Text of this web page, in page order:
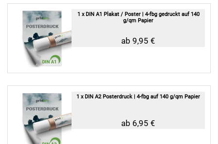
1 x DIN A1 Plakat / Poster | 4-fbg gedruckt auf 140
g/qm Papier
ab 9,95 €
1 x DIN A2 Posterdruck | 4-fbg auf 140 g/qm Papier
ab 6,95 €